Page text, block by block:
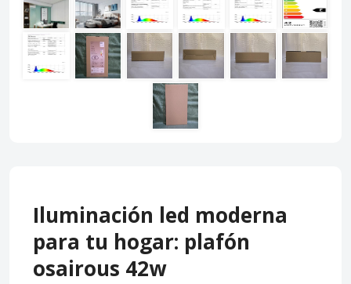
Iluminación led moderna
para tu hogar: plafón
osairous 42w